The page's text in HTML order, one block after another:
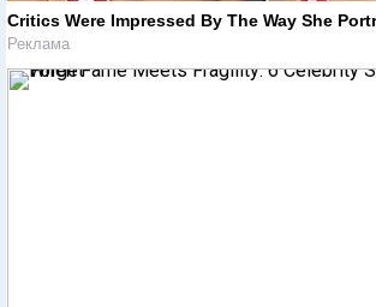
Critics Were Impressed By The Way She
Реклама